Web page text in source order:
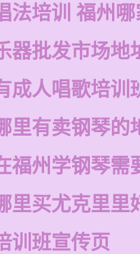
法培训 福州
器批发市场地
成人唱歌培训
里有卖钢琴的
福州学钢琴需
里买尤克里里
训班宣传页